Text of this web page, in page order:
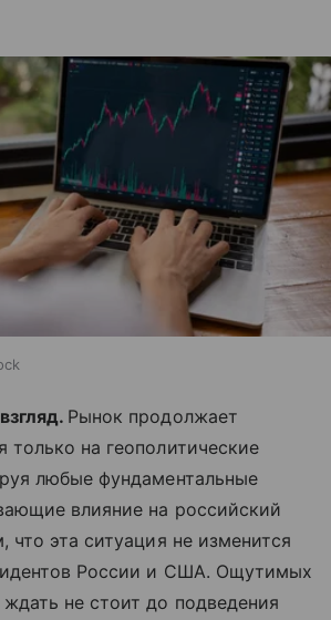
Рынок продолжает
только на геополитические
любые фундаментальные
влияние на российский
что эта ситуация не изменится
России и США. Ощутимых
не стоит до подведения